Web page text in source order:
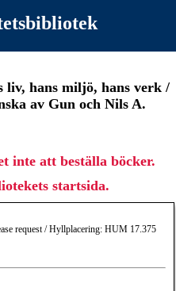
liv, hans miljö, hans verk /
av Gun och Nils A.
inte att beställa böcker.
startsida.
request / Hyllplacering: HUM 17.375